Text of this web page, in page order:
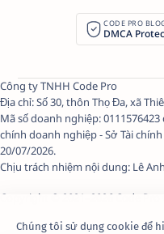
CODE PRO
DMCA
Công ty TNHH Code Pro
Địa chỉ: Số 30, thôn Thọ Đa, xã
Mã số doanh nghiệp:
chính doanh nghiệp - Sở Tài
20/07/2026.
Chịu trách nhiệm nội dung: Lê
Copyright © 2021– 2026 Code Pro
Chúng tôi sử dụng cookie để